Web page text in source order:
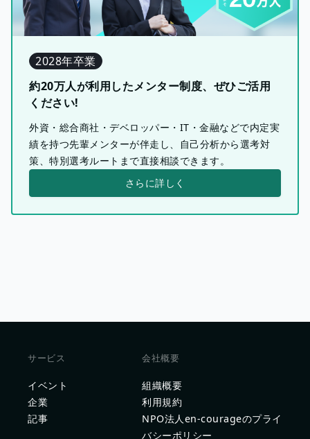
2028年卒業
約20万人が利用したメンター制度、ぜひご活用
ください!
外資・総合商社・デベロッパー・IT・金融などで内定実
績を持つ先輩メンターが伴走し、自己分析から選考対
策、特別選考ルートまで直接相談できます。
さらに詳しく
サービス
イベント
企業
記事
会社概要
組織概要
利用規約
NPO法人en-courageのプライ
バシーポリシー